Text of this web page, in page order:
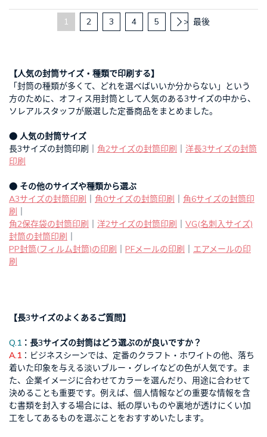
1 2 3 4 5 > 最後
【人気の封筒サイズ・種類で印刷する】
「封筒の種類が多くて、どれを選べばいいか分からない」という
方のために、オフィス用封筒として人気のある3サイズの中から、
ソレアルスタッフが厳選した定番商品をまとめました。
● 人気の封筒サイズ
長3サイズの封筒印刷｜ 角2サイズの封筒印刷
洋長3サイズの封筒
印刷
● その他のサイズや種類から選ぶ
A3サイズの封筒印刷
角0サイズの封筒印刷
角6サイズの封筒印
刷
角2保存袋の封筒印刷
洋2サイズの封筒印刷
VG(名刺入サイズ)
封筒の封筒印刷
PP封筒(フィルム封筒)の印刷
PFメールの印刷
エアメールの印
刷
【長3サイズのよくあるご質問】
Q.1 ：長3サイズの封筒はどう選ぶのが良いですか？
A.1 ：ビジネスシーンでは、定番のクラフト・ホワイトの他、落ち
着いた印象を与える淡いブルー・グレイなどの色が人気です。ま
た、企業イメージに合わせてカラーを選んだり、用途に合わせて
決めることも重要です。例えば、個人情報などの重要な情報を含
む書類を封入する場合には、紙の厚いものや裏地が透けにくい加
工をしてあるものを選ぶことをおすすめいたします。